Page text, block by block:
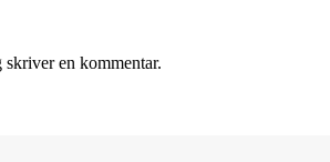
skriver en kommentar.